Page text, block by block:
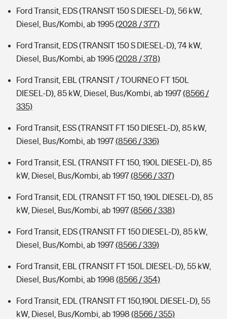
Ford Transit, EDS (TRANSIT 150 S DIESEL-D), 56 kW,
Diesel, Bus/Kombi, ab 1995(2028 / 377)
Ford Transit, EDS (TRANSIT 150 S DIESEL-D), 74 kW,
Diesel, Bus/Kombi, ab 1995(2028 / 378)
Ford Transit, EBL (TRANSIT / TOURNEO FT 150L
DIESEL-D), 85 kW, Diesel, Bus/Kombi, ab 1997(8566 /
335)
Ford Transit, ESS (TRANSIT FT 150 DIESEL-D), 85 kW,
Diesel, Bus/Kombi, ab 1997(8566 / 336)
Ford Transit, ESL (TRANSIT FT 150, 190L DIESEL-D), 85
kW, Diesel, Bus/Kombi, ab 1997(8566 / 337)
Ford Transit, EDL (TRANSIT FT 150, 190L DIESEL-D), 85
kW, Diesel, Bus/Kombi, ab 1997(8566 / 338)
Ford Transit, EDS (TRANSIT FT 150 DIESEL-D), 85 kW,
Diesel, Bus/Kombi, ab 1997(8566 / 339)
Ford Transit, EBL (TRANSIT FT 150L DIESEL-D), 55 kW,
Diesel, Bus/Kombi, ab 1998 (8566 / 354)
Ford Transit, EDL (TRANSIT FT 150,190L DIESEL-D), 55
kW, Diesel, Bus/Kombi, ab 1998 (8566 / 355)